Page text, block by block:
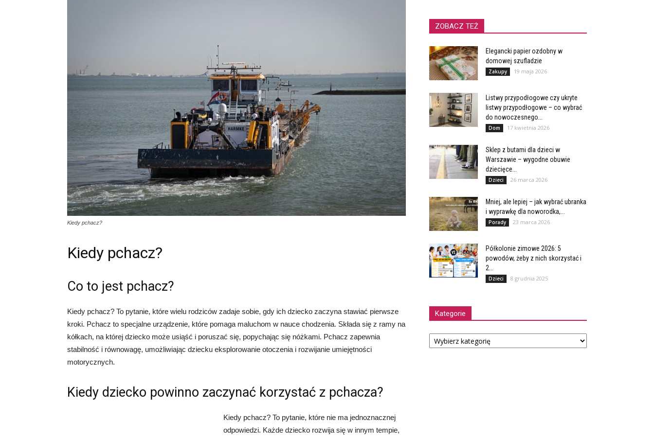
Kiedy pchacz?
Kiedy pchacz?
Co to jest pchacz?
Kiedy pchacz? To pytanie, które wielu rodziców zadaje sobie, gdy ich dziecko zaczyna stawiać pierwsze
kroki. Pchacz to specjalne urządzenie, które pomaga maluchom w nauce chodzenia. Składa się z ramy na
kółkach, na której dziecko może usiąść i poruszać się, popychając się nóżkami. Pchacz zapewnia
stabilność i równowagę, umożliwiając dziecku eksplorowanie otoczenia i rozwijanie umiejętności
motorycznych.
Kiedy dziecko powinno zaczynać korzystać z pchacza?
Kiedy pchacz? To pytanie, które nie ma jednoznacznej
odpowiedzi. Każde dziecko rozwija się w innym tempie,
ZOBACZ TEŻ
Elegancki papier ozdobny w
domowej szufladzie
Zakupy 19 maja 2026
Listwy przypodłogowe czy ukryte
listwy przypodłogowe – co wybrać
do nowoczesnego...
Dom 17 kwietnia 2026
Sklep z butami dla dzieci w
Warszawie – wygodne obuwie
dziecięce...
Dzieci 26 marca 2026
Mniej, ale lepiej – jak wybrać ubranka
i wyprawkę dla noworodka,...
Porady 23 marca 2026
Półkolonie zimowe 2026: 5
powodów, żeby z nich skorzystać i
2...
Dzieci 8 grudnia 2025
Kategorie
Kategorie